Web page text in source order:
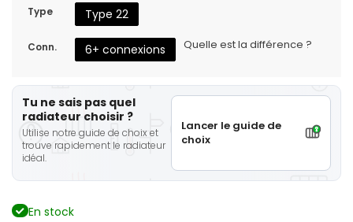
Type Type 22
Conn. 6+ connexions Quelle est la différence ?
Tu ne sais pas quel
radiateur choisir ?
Utilise notre guide de choix et
trouve rapidement le radiateur
idéal.
Lancer le guide de
choix
En stock